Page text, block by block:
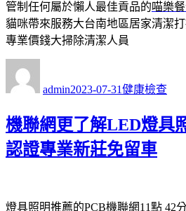
管制任何屬於懶人最佳貢品的喵樂
貓咪帶來服務大台南地區居家清潔
專業價錢大掃除清潔人員
者
admin佈
期:
2023-07-31類
健康檢查
機聯網更了解LED燈具
認證專業新莊免留車
燈具照明推薦的PCB機聯網11點 42